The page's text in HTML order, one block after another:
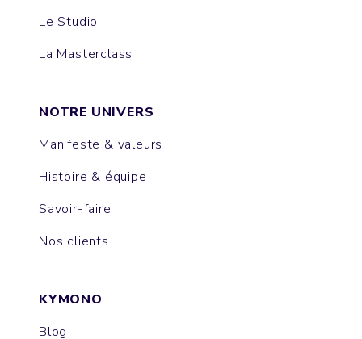
Le Studio
La Masterclass
NOTRE UNIVERS
Manifeste & valeurs
Histoire & équipe
Savoir-faire
Nos clients
KYMONO
Blog